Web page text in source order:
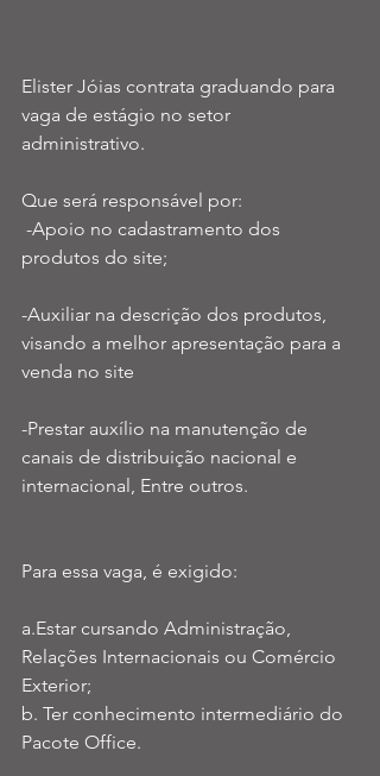
Elister Jóias contrata graduando para
vaga de estágio no setor
administrativo.
Que será responsável por:
produtos do site;
-Auxiliar na descrição dos produtos,
visando a melhor apresentação para a
venda no site
-Prestar auxílio na manutenção de
canais de distribuição nacional e
internacional, Entre outros.
Para essa vaga, é exigido:
a.Estar cursando Administração,
Relações Internacionais ou Comércio
Exterior;
b. Ter conhecimento intermediário do
Pacote Office.